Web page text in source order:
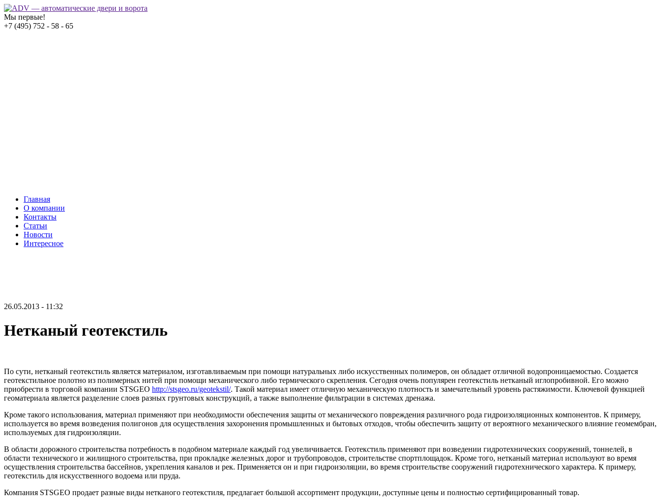
Мы первые!
+7 (495) 752 - 58 - 65
Главная
О компании
Контакты
Статьи
Новости
Интересное
26.05.2013 - 11:32
Нетканый геотекстиль
По сути, нетканый геотекстиль является материалом, изготавливаемым при помощи натуральных либо искусственных полимеров, он обладает отличной водопроницаемостью. Создается
геотекстильное полотно из полимерных нитей при помощи механического либо термического скрепления. Сегодня очень популярен геотекстиль нетканый иглопробивной. Его можно
приобрести в торговой компании STSGEO http://stsgeo.ru/geotekstil/. Такой материал имеет отличную механическую плотность и замечательный уровень растяжимости. Ключевой функцией
геоматериала является разделение слоев разных грунтовых конструкций, а также выполнение фильтрации в системах дренажа.
Кроме такого использования, материал применяют при необходимости обеспечения защиты от механического повреждения различного рода гидроизоляционных компонентов. К примеру,
используется во время возведения полигонов для осуществления захоронения промышленных и бытовых отходов, чтобы обеспечить защиту от вероятного механического влияние геомембран,
используемых для гидроизоляции.
В области дорожного строительства потребность в подобном материале каждый год увеличивается. Геотекстиль применяют при возведении гидротехнических сооружений, тоннелей, в
области технического и жилищного строительства, при прокладке железных дорог и трубопроводов, строительстве спортплощадок. Кроме того, нетканый материал используют во время
осуществления строительства бассейнов, укрепления каналов и рек. Применяется он и при гидроизоляции, во время строительстве сооружений гидротехнического характера. К примеру,
геотекстиль для искусственного водоема или пруда.
Компания STSGEO продает разные виды нетканого геотекстиля, предлагает большой ассортимент продукции, доступные цены и полностью сертифицированный товар.